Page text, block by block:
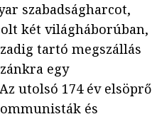
szabadságharcot,
két világháborúban,
tartó megszállás
egy
utolsó 174 év elsöprő
és